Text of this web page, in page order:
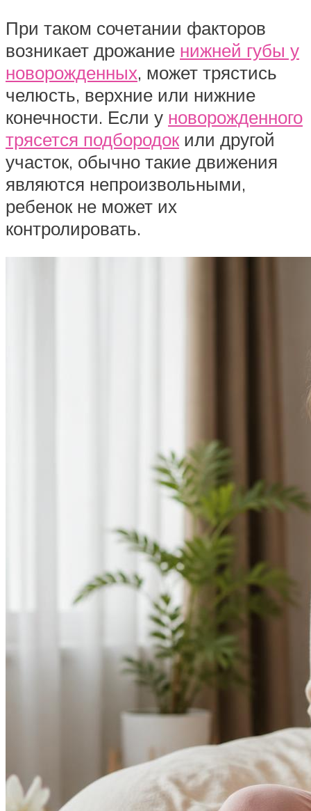
При таком сочетании факторов
возникает дрожание нижней губы у
новорожденных, может трястись
челюсть, верхние или нижние
конечности. Если у новорожденного
трясется подбородок или другой
участок, обычно такие движения
являются непроизвольными,
ребенок не может их
контролировать.